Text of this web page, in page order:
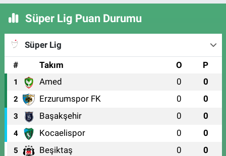
Süper Lig Puan Durumu
Süper Lig
#
Takım O P
1 Amed 0 0
2 Erzurumspor FK 0 0
3 Başakşehir 0 0
4 Kocaelispor 0 0
5 Beşiktaş 0 0